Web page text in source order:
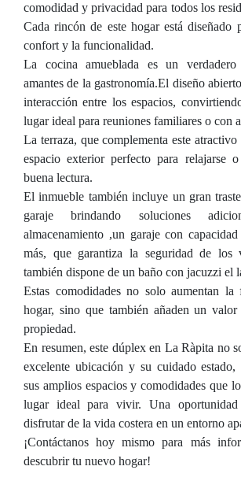
comodidad y privacidad para todos los
Cada rincón de este hogar está diseñado
confort y la funcionalidad.
La cocina amueblada es un
amantes de la gastronomía.El diseño
interacción entre los espacios,
lugar ideal para reuniones familiares o con
La terraza, que complementa este
espacio exterior perfecto para relajarse
buena lectura.
El inmueble también incluye un gran
garaje brindando soluciones
almacenamiento ,un garaje con
más, que garantiza la seguridad de los
también dispone de un baño con jacuzzi el
Estas comodidades no solo aumentan la
hogar, sino que también añaden un
propiedad.
En resumen, este dúplex en La Ràpita no
excelente ubicación y su cuidado
sus amplios espacios y comodidades que
lugar ideal para vivir. Una oportunidad
disfrutar de la vida costera en un entorno
¡Contáctanos hoy mismo para más
descubrir tu nuevo hogar!